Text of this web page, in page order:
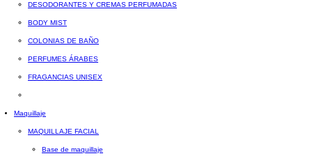
DESODORANTES Y CREMAS PERFUMADAS
BODY MIST
COLONIAS DE BAÑO
PERFUMES ÁRABES
FRAGANCIAS UNISEX
Maquillaje
MAQUILLAJE FACIAL
Base de maquillaje